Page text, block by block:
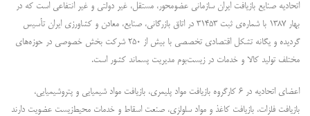
اتحادیه صنایع بازیافت ایران سازمانی عضومحور، مستقل، غیر دولتی و غیر انتفاعی است که در
بهار ۱۳۸۷ با شماره‌ی ثبت ۳۱۴۵۳ در اتاق بازرگانی، صنایع، معادن و کشاورزی ایران تأسیس
گردیده و یگانه تشکل اقتصادی تخصصی با بیش از ۲۵۰ شرکت بخش خصوصی در حوزه‌های
مختلف تولید کالا و خدمات در زیست‌بوم مدیریت پسماند کشور است.
اعضای اتحادیه در ۶ کارگروه بازیافت مواد پلیمری، بازیافت مواد شیمیایی و پتروشیمیایی،
بازیافت فلزات، بازیافت کاغذ و مواد سلولزی، صنعت اسقاط و خدمات محیط‌زیست عضویت دارند